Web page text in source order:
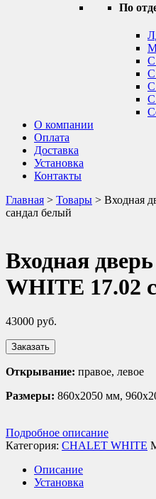
По
С
С
С
О компании
Оплата
Доставка
Установка
Контакты
Главная > Товары > Входная
сандал белый
Входная
WHITE 17.02
43000 руб.
Заказать
Открывание: правое, левое
Размеры: 860х2050 мм,
Подробное описание
Категория: CHALET WHITE
Описание
Установка